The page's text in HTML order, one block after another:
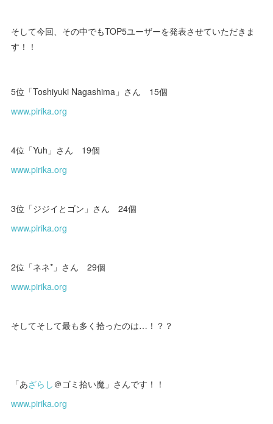
そして今回、その中でもTOP5ユーザーを発表させていただきま
す！！
5位「Toshiyuki Nagashima」さん 15個
www.pirika.org
4位「Yuh」さん 19個
www.pirika.org
3位「ジジイとゴン」さん 24個
www.pirika.org
2位「ネネ*」さん 29個
www.pirika.org
そしてそして最も多く拾ったのは…！？？
「あざらし ＠ゴミ拾い魔」さんです！！
www.pirika.org